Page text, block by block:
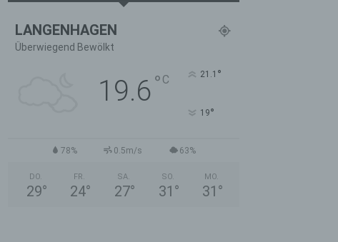
LANGENHAGEN
Überwiegend Bewölkt
19.6° C 21.1 °
19°
78% 0.5m/s 63%
DO.
29°
FR.
24°
SA.
27°
SO.
31 °
MO.
31 °